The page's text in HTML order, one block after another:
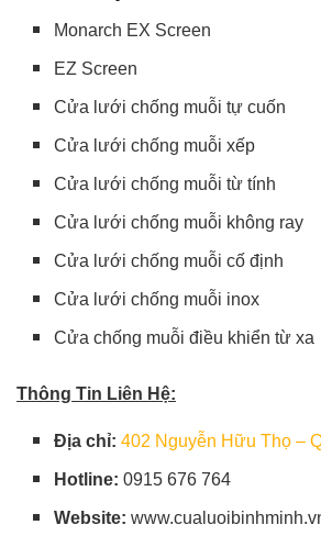
Monarch EX Screen
EZ Screen
Cửa lưới chống muỗi tự cuốn
Cửa lưới chống muỗi xếp
Cửa lưới chống muỗi từ tính
Cửa lưới chống muỗi không ray
Cửa lưới chống muỗi cố định
Cửa lưới chống muỗi inox
Cửa chống muỗi điều khiển từ xa
Thông Tin Liên Hệ:
Địa chỉ: 402 Nguyễn Hữu Thọ –
Hotline: 0915 676 764
Website: